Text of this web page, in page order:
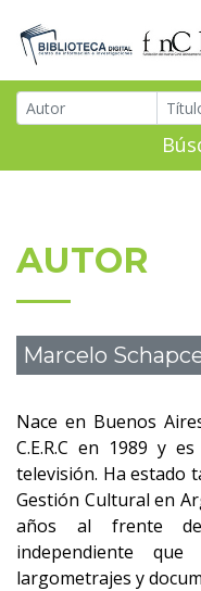
AUTOR
Marcelo
Nace en Buenos
C.E.R.C en 1989 y
televisión. Ha estado
Gestión Cultural en
años al frente de
independiente
largometrajes y